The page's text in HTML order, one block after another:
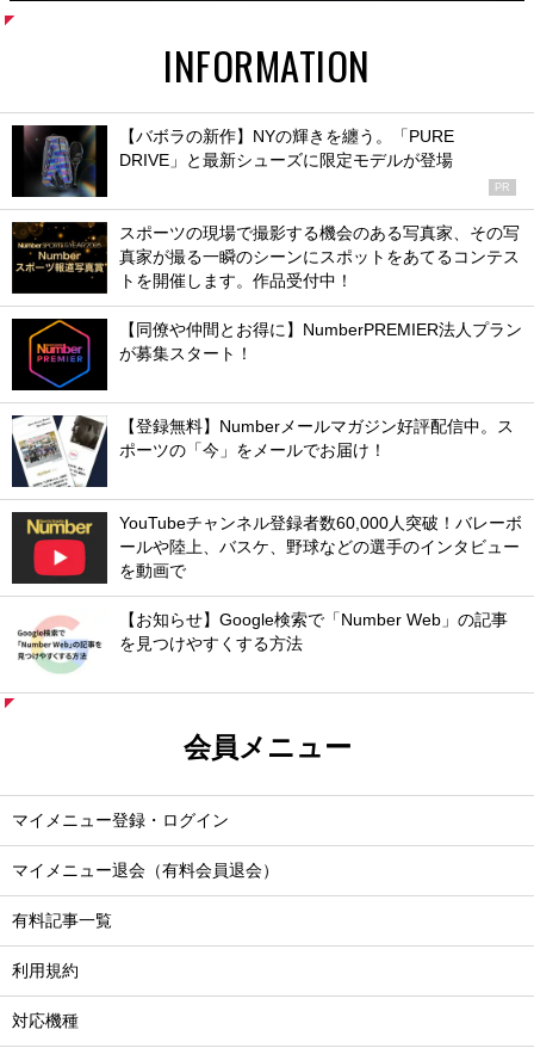
INFORMATION
【バボラの新作】NYの輝きを纏う。「PURE
DRIVE」と最新シューズに限定モデルが登場
PR
スポーツの現場で撮影する機会のある写真家、その写
真家が撮る一瞬のシーンにスポットをあてるコンテス
トを開催します。作品受付中！
【同僚や仲間とお得に】NumberPREMIER法人プラン
が募集スタート！
【登録無料】Numberメールマガジン好評配信中。ス
ポーツの「今」をメールでお届け！
YouTubeチャンネル登録者数60,000人突破！バレーボ
ールや陸上、バスケ、野球などの選手のインタビュー
を動画で
【お知らせ】Google検索で「Number Web」の記事
を見つけやすくする方法
会員メニュー
マイメニュー登録・ログイン
マイメニュー退会（有料会員退会）
有料記事一覧
利用規約
対応機種